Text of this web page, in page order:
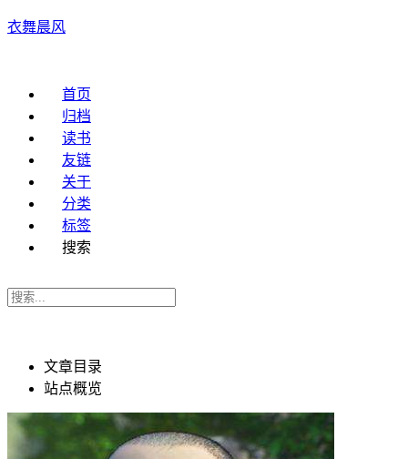
衣舞晨风
首页
归档
读书
友链
关于
分类
标签
搜索
文章目录
站点概览